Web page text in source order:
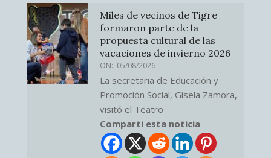
Miles de vecinos de Tigre
formaron parte de la
propuesta cultural de las
vacaciones de invierno 2026
ON: 05/08/2026
La secretaria de Educación y
Promoción Social, Gisela Zamora,
visitó el Teatro
Comparti esta noticia